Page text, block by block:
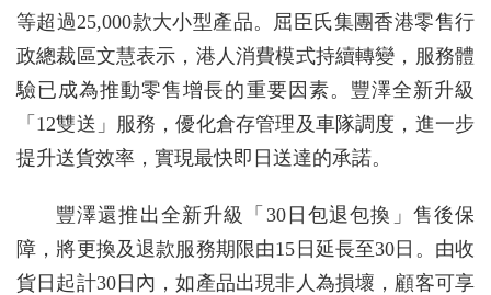
等超過25,000款大小型產品。屈臣氏集團香港零售行
政總裁區文慧表示，港人消費模式持續轉變，服務體
驗已成為推動零售增長的重要因素。豐澤全新升級
「12雙送」服務，優化倉存管理及車隊調度，進一步
提升送貨效率，實現最快即日送達的承諾。
豐澤還推出全新升級「30日包退包換」售後保
障，將更換及退款服務期限由15日延長至30日。由收
貨日起計30日內，如產品出現非人為損壞，顧客可享